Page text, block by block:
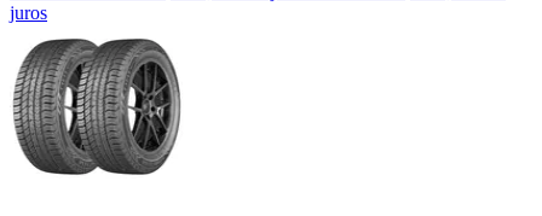
juros